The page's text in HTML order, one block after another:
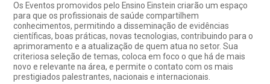
Os Eventos promovidos pelo Ensino Einstein criarão um espaço
para que os profissionais de saúde compartilhem
conhecimentos, permitindo a disseminação de evidências
científicas, boas práticas, novas tecnologias, contribuindo para o
aprimoramento e a atualização de quem atua no setor. Sua
criteriosa seleção de temas, coloca em foco o que há de mais
novo e relevante na área, e permite o contato com os mais
prestigiados palestrantes, nacionais e internacionais.